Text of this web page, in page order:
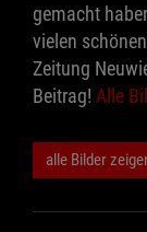
gemacht
vielen
Zeitung
Beitrag! Alle
alle Bilder